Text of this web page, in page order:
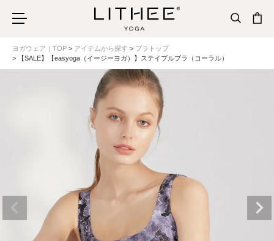
ヨガウェア｜TOP アイテムから探す
ブラトップ
【SALE】【easyoga（イージーヨガ）】ステイブルブラ（コーラル）